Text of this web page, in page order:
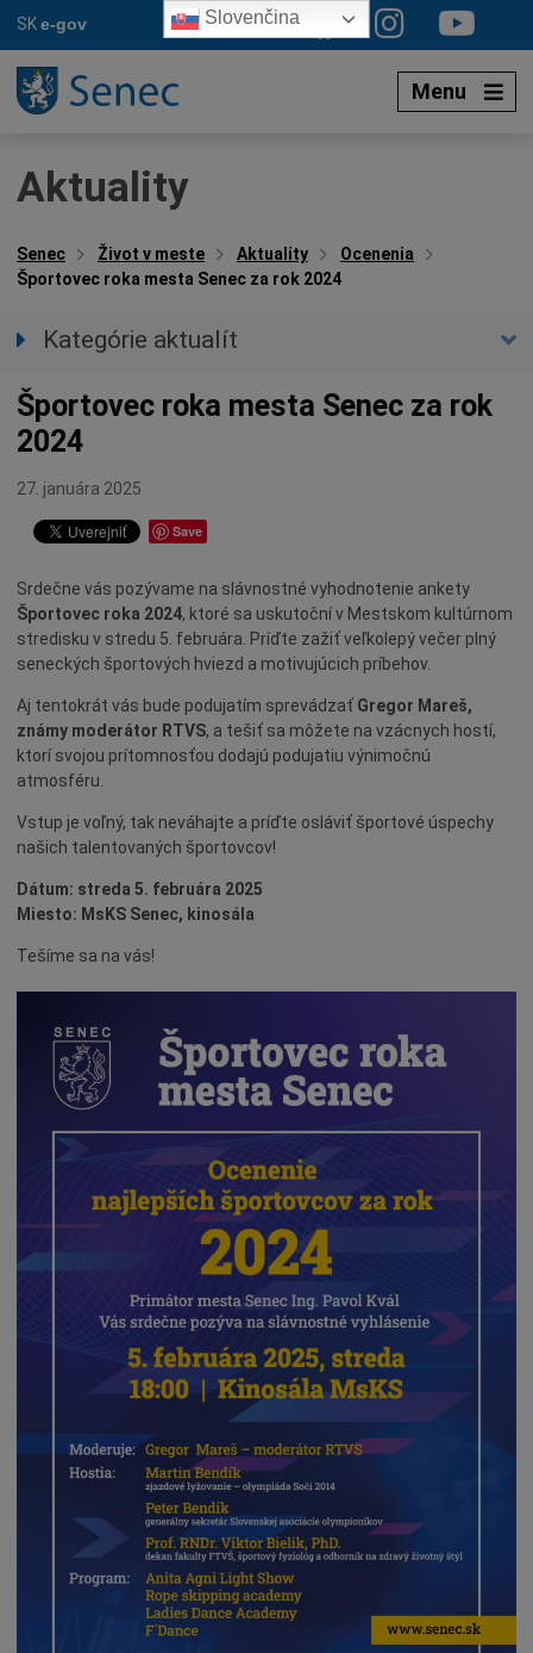
SKe-gov
Menu
Aktuality
Senec Život v meste Aktuality
Ocenenia
Športovec roka mesta Senec za rok 2024
Kategórie aktualít
Spravodajstvo
Parkovacia politika
Kultúra
Ocenenia
Údržba
Doprava
Oznamy
Mestský úrad
Projekty
Primátor
Otázky a odpovede
Napísali o nás
Osobnosti
Ocenenia
Šport
Naše školy
Partnerské mestá
Národnostné menšiny
Podujatie
Cyklomesto
Rekonštrukcia
Zdravotníctvo
Dobrovoľníctvo
Rady a tipy
Benefícia
Športovec roka mesta Senec za rok
2024
27. januára 2025
Save
Srdečne vás pozývame na slávnostné vyhodnotenie ankety
Športovec roka 2024, ktoré sa uskutoční v Mestskom kultúrnom
stredisku v stredu 5. februára. Príďte zažiť veľkolepý večer plný
seneckých športových hviezd a motivujúcich príbehov.
Aj tentokrát vás bude podujatím sprevádzať Gregor Mareš,
známy moderátor RTVS, a tešiť sa môžete na vzácnych hostí,
ktorí svojou prítomnosťou dodajú podujatiu výnimočnú
atmosféru.
Vstup je voľný, tak neváhajte a príďte osláviť športové úspechy
našich talentovaných športovcov!
Dátum: streda 5. februára 2025
Miesto: MsKS Senec, kinosála
Tešíme sa na vás!
Slovenčina